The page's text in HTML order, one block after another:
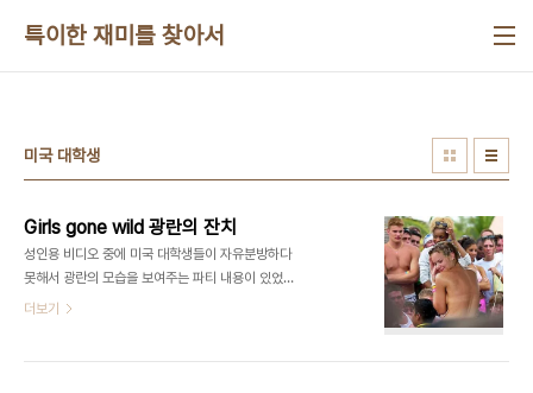
특이한 재미를 찾아서
미국 대학생
Girls gone wild 광란의 잔치
성인용 비디오 중에 미국 대학생들이 자유분방하다
못해서 광란의 모습을 보여주는 파티 내용이 있었고
도데체 뭐하는 인간들이 저리 모여서 저런 광적인 모
더보기